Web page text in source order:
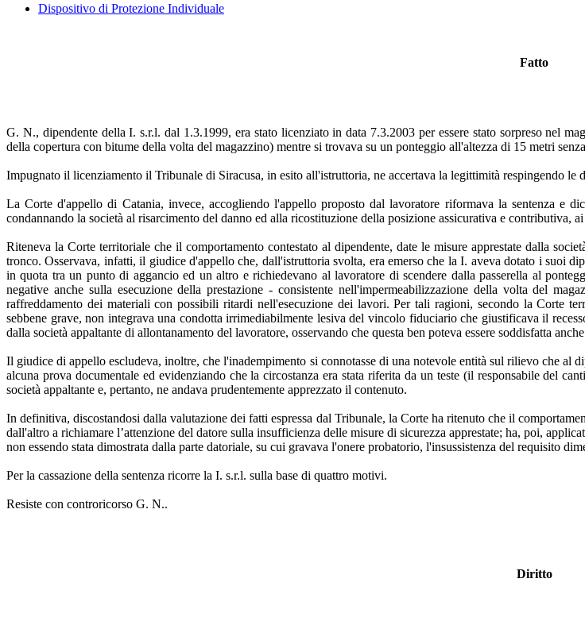
Dispositivo di Protezione Individuale
Fatto
G. N., dipendente della I. s.r.l. dal 1.3.1999, era stato licenziato in data 7.3.2003 per essere stato sorpreso nel
della copertura con bitume della volta del magazzino) mentre si trovava su un ponteggio all'altezza di 15 metri
Impugnato il licenziamento il Tribunale di Siracusa, in esito all'istruttoria, ne accertava la legittimità respingendo le
La Corte d'appello di Catania, invece, accogliendo l'appello proposto dal lavoratore riformava la sentenza e
condannando la società al risarcimento del danno ed alla ricostituzione della posizione assicurativa e contributiva,
Riteneva la Corte territoriale che il comportamento contestato al dipendente, date le misure apprestate dalla
tronco. Osservava, infatti, il giudice d'appello che, dall'istruttoria svolta, era emerso che la I. aveva dotato i suoi
in quota tra un punto di aggancio ed un altro e richiedevano al lavoratore di scendere dalla passerella al
negative anche sulla esecuzione della prestazione - consistente nell'impermeabilizzazione della volta del
raffreddamento dei materiali con possibili ritardi nell'esecuzione dei lavori. Per tali ragioni, secondo la Corte
sebbene grave, non integrava una condotta irrimediabilmente lesiva del vincolo fiduciario che giustificava il
dalla società appaltante di allontanamento del lavoratore, osservando che questa ben poteva essere soddisfatta
Il giudice di appello escludeva, inoltre, che l'inadempimento si connotasse di una notevole entità sul rilievo che al
alcuna prova documentale ed evidenziando che la circostanza era stata riferita da un teste (il responsabile del
società appaltante e, pertanto, ne andava prudentemente apprezzato il contenuto.
In definitiva, discostandosi dalla valutazione dei fatti espressa dal Tribunale, la Corte ha ritenuto che il
dall'altro a richiamare l’attenzione del datore sulla insufficienza delle misure di sicurezza apprestate; ha, poi,
non essendo stata dimostrata dalla parte datoriale, su cui gravava l'onere probatorio, l'insussistenza del requisito
Per la cassazione della sentenza ricorre la I. s.r.l. sulla base di quattro motivi.
Resiste con controricorso G. N..
Diritto